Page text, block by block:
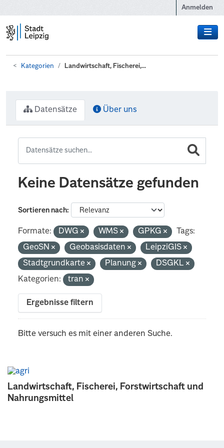
Anmelden
Kategorien Landwirtschaft, Fischerei,...
Landwirtschaft, Fischerei, Forstwirtschaft und
Nahrungsmittel
Datensätze Über uns
Keine Datensätze gefunden
Sortieren nach
Formate: DWG WMS GPKG
Tags:
GeoSN
Geobasisdaten
LeipziGIS
Stadtgrundkarte
Planung
DSGKL
Kategorien:
tran
Ergebnisse filtern
Bitte versuch es mit einer anderen Suche.